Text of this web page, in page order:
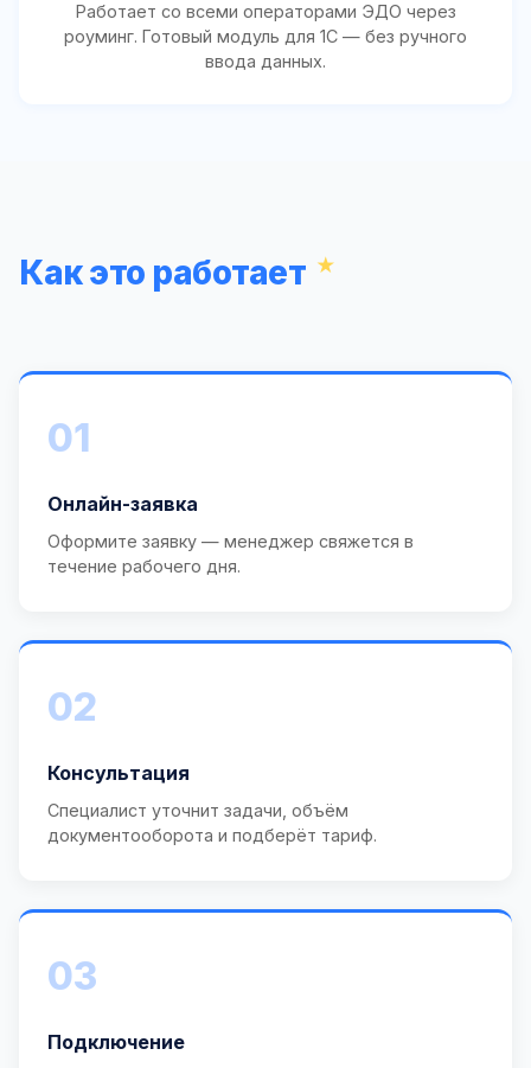
Работает со всеми операторами ЭДО через
роуминг. Готовый модуль для 1С — без ручного
ввода данных.
Как это работает
01
Онлайн-заявка
Оформите заявку — менеджер свяжется в
течение рабочего дня.
02
Консультация
Специалист уточнит задачи, объём
документооборота и подберёт тариф.
03
Подключение